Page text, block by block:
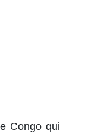
Congo qui